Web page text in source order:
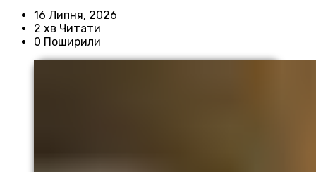
16 Липня, 2026
2 хв Читати
0 Поширили